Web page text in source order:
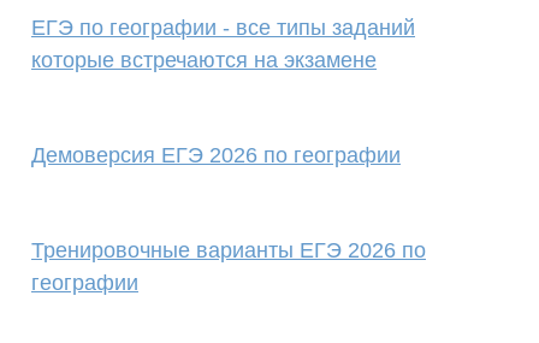
ЕГЭ по географии - все типы заданий
которые встречаются на экзамене
Демоверсия ЕГЭ 2026 по географии
Тренировочные варианты ЕГЭ 2026 по
географии